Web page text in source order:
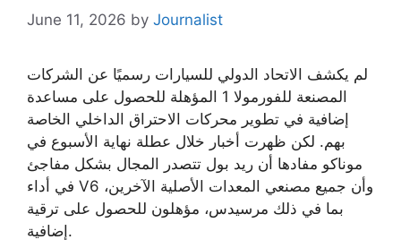
June 11, 2026 by Journalist
لم يكشف الاتحاد الدولي للسيارات رسميًا عن الشركات
المصنعة للفورمولا 1 المؤهلة للحصول على مساعدة
إضافية في تطوير محركات الاحتراق الداخلي الخاصة
بهم. لكن ظهرت أخبار خلال عطلة نهاية الأسبوع في
موناكو مفادها أن ريد بول تتصدر المجال بشكل مفاجئ
في أداء V6 وأن جميع مصنعي المعدات الأصلية الآخرين،
بما في ذلك مرسيدس، مؤهلون للحصول على ترقية
إضافية.